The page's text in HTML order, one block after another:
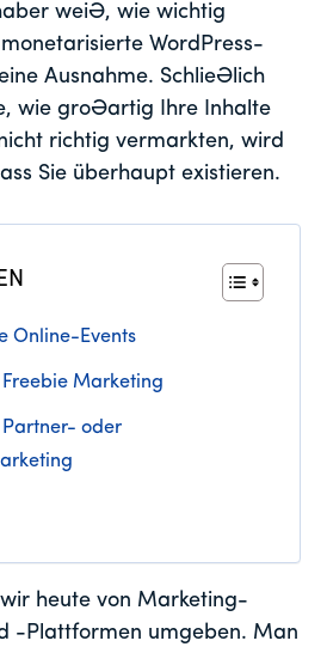
weiß, wie wichtig
WordPress-
Ausnahme. Schließlich
wie großartig Ihre Inhalte
richtig vermarkten, wird
Sie überhaupt existieren.
Online-Events
Freebie Marketing
Partner- oder
heute von Marketing-
-Plattformen umgeben. Man